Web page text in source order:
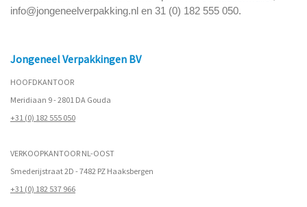
info@jongeneelverpakking.nl en 31 (0) 182 555 050.
Jongeneel Verpakkingen BV
HOOFDKANTOOR
Meridiaan 9 - 2801 DA Gouda
+31 (0) 182 555 050
VERKOOPKANTOOR NL-OOST
Smederijstraat 2D - 7482 PZ Haaksbergen
+31 (0) 182 537 966